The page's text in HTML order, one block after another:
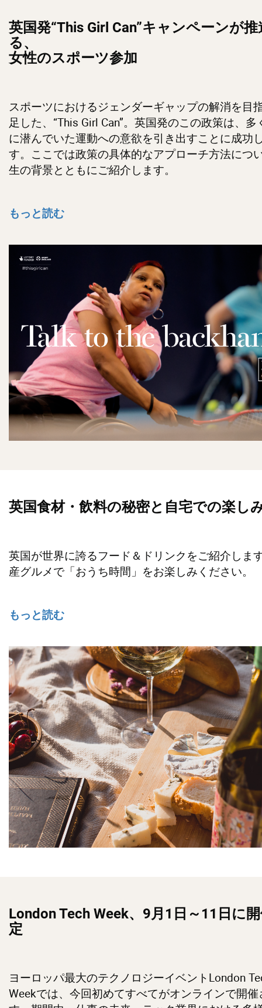
英国発“This Girl Can”キャンペーンが推
る、
女性のスポーツ参加
スポーツにおけるジェンダーギャップの解消を目
足した、“This Girl Can”。英国発のこの政策は、多
に潜んでいた運動への意欲を引き出すことに成功
す。ここでは政策の具体的なアプローチ方法につ
生の背景とともにご紹介します。
もっと読む
英国食材・飲料の秘密と自宅での楽し
英国が世界に誇るフード＆ドリンクをご紹介しま
産グルメで「おうち時間」をお楽しみください。
もっと読む
London Tech Week、9月1日～11日に
定
ヨーロッパ最大のテクノロジーイベントLondon
Weekでは、今回初めてすべてがオンラインで開催